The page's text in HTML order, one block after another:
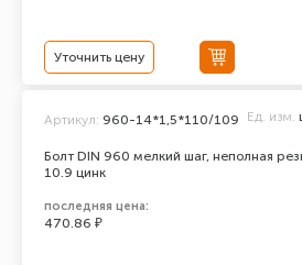
Уточнить цену
Болт DIN 960 мелкий шаг, неполная
10.9 цинк
Артикул: 960-14*1,5*110/109 Ед. изм.
последняя цена:
470.86 ₽